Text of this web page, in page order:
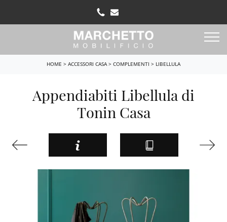
HOME > ACCESSORI CASA> COMPLEMENTI > LIBELLULA
Appendiabiti Libellula di
Tonin Casa